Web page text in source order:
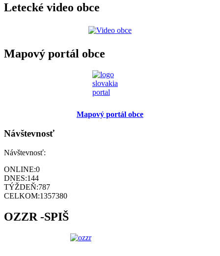
Letecké video obce
Mapový portál obce
Mapový portál obce
Návštevnosť
Návštevnosť:
ONLINE:0
DNES:144
TÝŽDEŇ:787
CELKOM:1357380
OZZR -SPIŠ